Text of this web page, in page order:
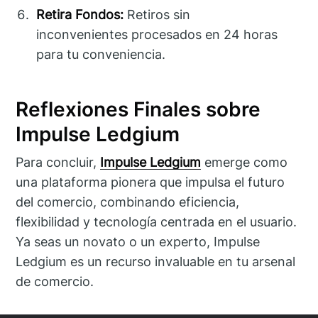
Retira Fondos: Retiros sin
inconvenientes procesados en 24 horas
para tu conveniencia.
Reflexiones Finales sobre
Impulse Ledgium
Para concluir, Impulse Ledgium emerge como
una plataforma pionera que impulsa el futuro
del comercio, combinando eficiencia,
flexibilidad y tecnología centrada en el usuario.
Ya seas un novato o un experto, Impulse
Ledgium es un recurso invaluable en tu arsenal
de comercio.